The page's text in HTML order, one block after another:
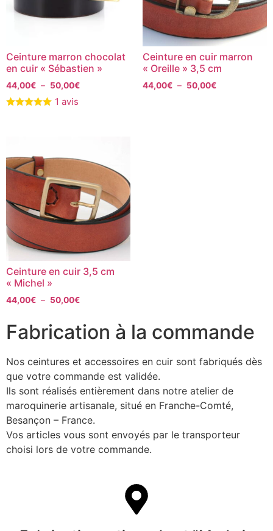
Ceinture marron chocolat
en cuir « Sébastien »
44,00€ – 50,00€
1 avis
Ceinture en cuir marron
« Oreille » 3,5 cm
44,00€ – 50,00€
Ceinture en cuir 3,5 cm
« Michel »
44,00€ – 50,00€
Fabrication à la commande
Nos ceintures et accessoires en cuir sont fabriqués dès
que votre commande est validée.
Ils sont réalisés entièrement dans notre atelier de
maroquinerie artisanale, situé en Franche-Comté,
Besançon – France.
Vos articles vous sont envoyés par le transporteur
choisi lors de votre commande.